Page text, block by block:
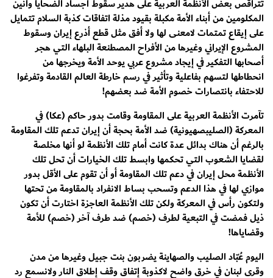
تتراقص بعض الأنظمة العربية على هدير سقوط أجساد الضحايا وانين
المكلومين من أبناء الأمة مكبلة بقيود مذلة اتفاقات كذبة السلام تتمايل
على إيقاع تمتمات لامعنى لها ولا أفق مثل قطع أذرع إيران وسقوط
المشروع الإيراني وغيرها من الأفراح المصطنعة البلهاء التي هجر
أصحابها التفكير في إيجاد مشروع عربي يوحد الأمة ويخرجها من
انحطاطها لتسهم بفاعلية وتأثير في رسم خارطة العالم القادمة وتفرغوا
للاحتفاء بانتصارات خصوم الأمة ضد بعضهم!
تآمرت الأنظمة العربية على المقاومة وقامت بدور حاكم (عكا) في
المعركة (الصليبصهيونية) ضد الأمة بحجة أن إيران تدعم تلك المقاومة
بالرغم أن هناك بدائل عدة كانت أمام تلك الأنظمة لو أنها مخلصة
لقضايا الشعوب التي تحكمها وابسط تلك الخيارات أن تحل تلك
الأنظمة محل إيران في دعم تلك المقاومة أو أن تقوم على الأقل بدور
موازي لها في هذا الدعم وتسحب بساط الانفراد بالمقاومة من تحتها
ولتكون رأس في المعركة ولكن تلك الأنظمة العاجزة اختارت أن تكون
ذيل فمضت في التبعية لطرف (خصم) ضد طرف آخر (خصم) للأمة
وقضاياها!
اليوم عُبّاد الصليب والصهاينة يضربون بنت جبيل وغيرها من مدن
وقرى لبنان في خرق واضح لاكذوبة إتفاق وقف إطلاق النار ولانسمع رد